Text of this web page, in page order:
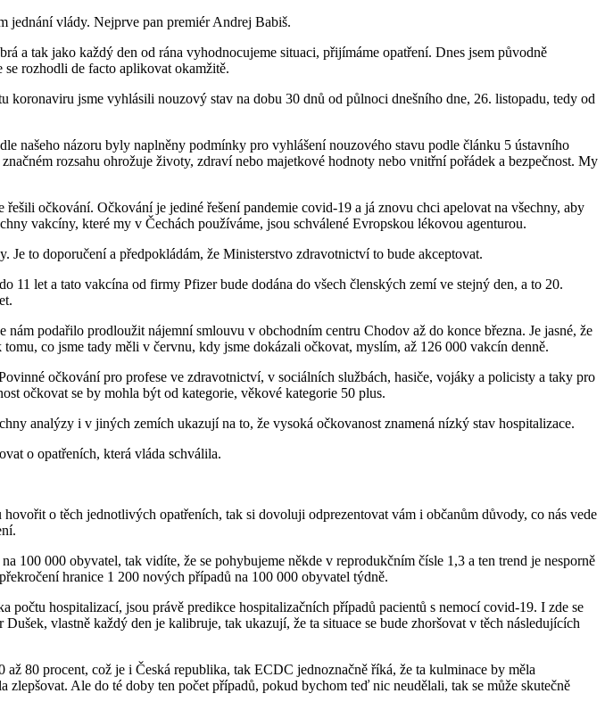
jednání vlády. Nejprve pan premiér Andrej Babiš.
a tak jako každý den od rána vyhodnocujeme situaci, přijímáme opatření. Dnes jsem původně
se rozhodli de facto aplikovat okamžitě.
jsme vyhlásili nouzový stav na dobu 30 dnů od půlnoci dnešního dne, 26. listopadu, tedy od
našeho názoru byly naplněny podmínky pro vyhlášení nouzového stavu podle článku 5 ústavního
rozsahu ohrožuje životy, zdraví nebo majetkové hodnoty nebo vnitřní pořádek a bezpečnost. My
očkování. Očkování je jediné řešení pandemie covid-19 a já znovu chci apelovat na všechny, aby
vakcíny, které my v Čechách používáme, jsou schválené Evropskou lékovou agenturou.
to doporučení a předpokládám, že Ministerstvo zdravotnictví to bude akceptovat.
11 let a tato vakcína od firmy Pfizer bude dodána do všech členských zemí ve stejný den, a to 20.
podařilo prodloužit nájemní smlouvu v obchodním centru Chodov až do konce března. Je jasné, že
co jsme tady měli v červnu, kdy jsme dokázali očkovat, myslím, až 126 000 vakcín denně.
očkování pro profese ve zdravotnictví, v sociálních službách, hasiče, vojáky a policisty a taky pro
očkovat se by mohla být od kategorie, věkové kategorie 50 plus.
analýzy i v jiných zemích ukazují na to, že vysoká očkovanost znamená nízký stav hospitalizace.
o opatřeních, která vláda schválila.
o těch jednotlivých opatřeních, tak si dovoluji odprezentovat vám i občanům důvody, co nás vede
100 000 obyvatel, tak vidíte, že se pohybujeme někde v reprodukčním čísle 1,3 a ten trend je nesporně
hranice 1 200 nových případů na 100 000 obyvatel týdně.
počtu hospitalizací, jsou právě predikce hospitalizačních případů pacientů s nemocí covid-19. I zde se
vlastně každý den je kalibruje, tak ukazují, že ta situace se bude zhoršovat v těch následujících
80 procent, což je i Česká republika, tak ECDC jednoznačně říká, že ta kulminace by měla
Ale do té doby ten počet případů, pokud bychom teď nic neudělali, tak se může skutečně